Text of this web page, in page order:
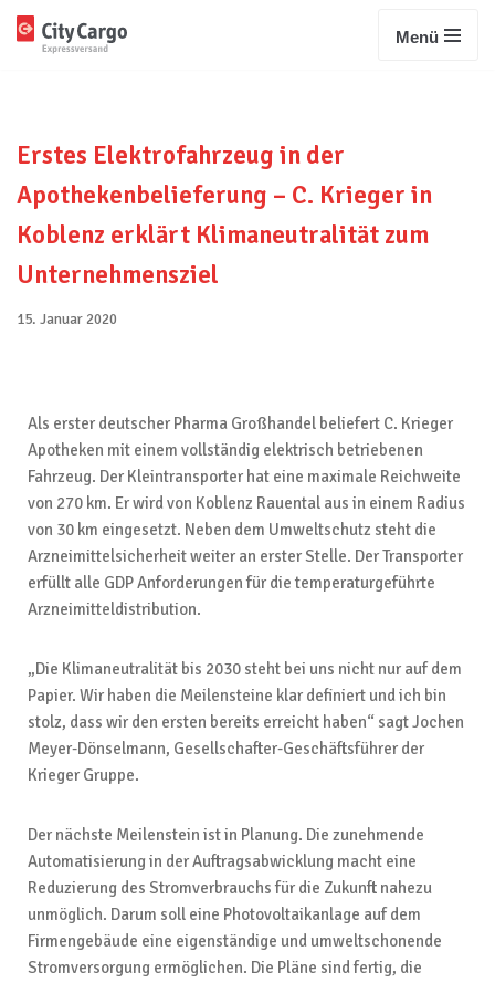
Menü
Erstes Elektrofahrzeug in der
Apothekenbelieferung – C. Krieger in
Koblenz erklärt Klimaneutralität zum
Unternehmensziel
15. Januar 2020
Als erster deutscher Pharma Großhandel beliefert C. Krieger
Apotheken mit einem vollständig elektrisch betriebenen
Fahrzeug. Der Kleintransporter hat eine maximale Reichweite
von 270 km. Er wird von Koblenz Rauental aus in einem Radius
von 30 km eingesetzt. Neben dem Umweltschutz steht die
Arzneimittelsicherheit weiter an erster Stelle. Der Transporter
erfüllt alle GDP Anforderungen für die temperaturgeführte
Arzneimitteldistribution.
„Die Klimaneutralität bis 2030 steht bei uns nicht nur auf dem
Papier. Wir haben die Meilensteine klar definiert und ich bin
stolz, dass wir den ersten bereits erreicht haben“ sagt Jochen
Meyer-Dönselmann, Gesellschafter-Geschäftsführer der
Krieger Gruppe.
Der nächste Meilenstein ist in Planung. Die zunehmende
Automatisierung in der Auftragsabwicklung macht eine
Reduzierung des Stromverbrauchs für die Zukunft nahezu
unmöglich. Darum soll eine Photovoltaikanlage auf dem
Firmengebäude eine eigenständige und umweltschonende
Stromversorgung ermöglichen. Die Pläne sind fertig, die